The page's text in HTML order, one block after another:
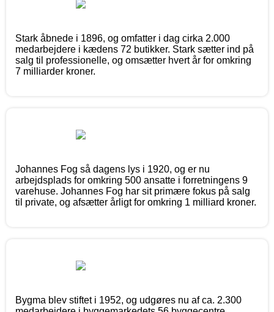
Stark åbnede i 1896, og omfatter i dag cirka 2.000
medarbejdere i kædens 72 butikker. Stark sætter ind på
salg til professionelle, og omsætter hvert år for omkring
7 milliarder kroner.
Johannes Fog så dagens lys i 1920, og er nu
arbejdsplads for omkring 500 ansatte i forretningens 9
varehuse. Johannes Fog har sit primære fokus på salg
til private, og afsætter årligt for omkring 1 milliard kroner.
Bygma blev stiftet i 1952, og udgøres nu af ca. 2.300